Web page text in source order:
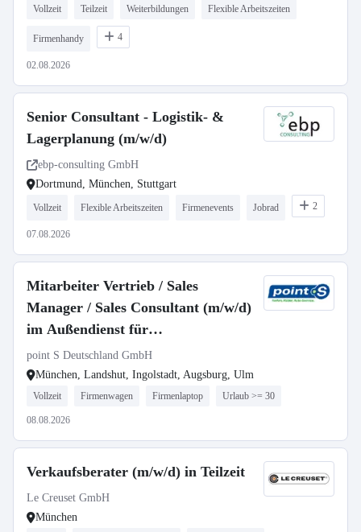
Vollzeit Teilzeit Weiterbildungen Flexible Arbeitszeiten
Firmenhandy 4
02.08.2026
Senior Consultant - Logistik- &
Lagerplanung (m/w/d)
ebp-consulting GmbH
Dortmund, München, Stuttgart
Vollzeit Flexible Arbeitszeiten Firmenevents Jobrad 2
07.08.2026
Mitarbeiter Vertrieb / Sales
Manager / Sales Consultant (m/w/d)
im Außendienst für
Postleitzahlbereich 8
point S Deutschland GmbH
München, Landshut, Ingolstadt, Augsburg, Ulm
Vollzeit Firmenwagen Firmenlaptop Urlaub >= 30
08.08.2026
Verkaufsberater (m/w/d) in Teilzeit
Le Creuset GmbH
München